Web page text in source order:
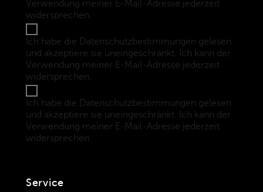
Verwendung meiner E-Mail-Adresse jederzeit
widersprechen.
Ich habe die Datenschutzbestimmungen gelesen
und akzeptiere sie uneingeschränkt. Ich kann der
Verwendung meiner E-Mail-Adresse jederzeit
widersprechen.
Ich habe die Datenschutzbestimmungen gelesen
und akzeptiere sie uneingeschränkt. Ich kann der
Verwendung meiner E-Mail-Adresse jederzeit
widersprechen.
Service